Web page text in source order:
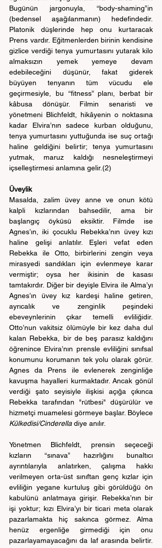
Bugünün jargonuyla, “body-shaming”in
(bedensel aşağılanmanın) hedefindedir.
Platonik düşlerinde hep onu kurtaracak
Prens vardır. Eğitmenlerden birinin kendisine
gizlice verdiği tenya yumurtasını yutarak kilo
almaksızın yemek yemeye devam
edebileceğini düşünür, fakat giderek
büyüyen tenyanın tüm vücudu ele
geçirmesiyle, bu “fitness” planı, berbat bir
kâbusa dönüşür. Filmin senaristi ve
yönetmeni Blichfeldt, hikâyenin o noktasına
kadar Elvira’nın sadece kurban olduğunu,
tenya yumurtasını yuttuğunda ise suç ortağı
haline geldiğini belirtir; tenya yumurtasını
yutmak, maruz kaldığı nesneleştirmeyi
içselleştirmesi anlamına gelir.(2)
Üveylik
Masalda, zalim üvey anne ve onun kötü
kalpli kızlarından bahsedilir, ama bir
başlangıç öyküsü eksiktir. Filmde ise
Agnes’ın, iki çocuklu Rebekka’nın üvey kızı
haline gelişi anlatılır. Eşleri vefat eden
Rebekka ile Otto, birbirlerini zengin veya
mirasyedi sandıkları için evlenmeye karar
vermiştir; oysa her ikisinin de kasası
tamtakırdır. Diğer bir deyişle Elvira ile Alma’yı
Agnes’ın üvey kız kardeşi haline getiren,
ayrıcalık ve zenginlik peşindeki
ebeveynlerinin çıkar temelli evliliğidir.
Otto’nun vakitsiz ölümüyle bir kez daha dul
kalan Rebekka, bir de beş parasız kaldığını
öğrenince Elvira’nın prensle evliliğini sınıfsal
konumunu korumanın tek yolu olarak görür.
Agnes da Prens ile evlenerek zenginliğe
kavuşma hayalleri kurmaktadır. Ancak gönül
verdiği şato seyisiyle ilişkisi açığa çıkınca
Rebekka tarafından "rütbesi" düşürülür ve
Külkedisi/Cinderella diye anılır.
Yönetmen Blichfeldt, prensin seçeceği
kızların “sınava” hazırlığını bunaltıcı
ayrıntılarıyla anlatırken, çalışma hakkı
verilmeyen orta-üst sınıftan genç kızlar için
evliliğin yegane kurtuluş gibi görüldüğü ön
kabulünü anlatmaya girişir. Rebekka’nın bir
işi yoktur; kızı Elvira’yı bir ticari meta olarak
pazarlamakta hiç sakınca görmez. Alma
henüz ergenliğe girmediği için onu
pazarlayamayacağını da laf arasında belirtir.